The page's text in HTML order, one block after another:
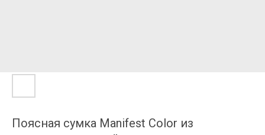
Поясная сумка Manifest Color из